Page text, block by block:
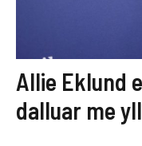
Allie Eklund
dalluar me